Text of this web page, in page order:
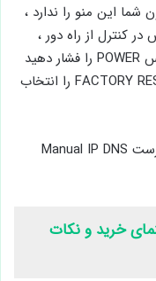
شما این منو را ندارد ،
کنترل از راه دور ،
MUTE را فشار دهید سپس ۱ ، ۸ ، ۲ و سپس POWER را فشار دهید
service menu ظاهر می شود ، سپس FACTORY RESET را انتخاب
۲- ورودی های IP خودکار و دستی را در فهرست Manual IP DNS
خرید و نکات